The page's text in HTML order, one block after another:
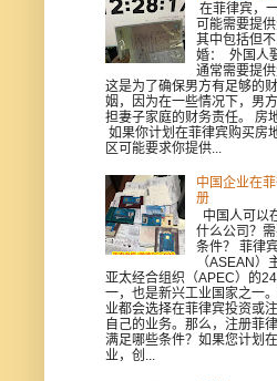
在菲律宾，
可能需要提供
其中包括但
婚： 外国人
通常需要提供
这是为了确保男方有足够的
姻，因为在一些情况下，男
担妻子家庭的财务责任。 房
如果你计划在菲律宾购买房
区可能要求你提供...
中国企业在
册
中国人可以
什么公司？
条件？ 菲律
（ASEAN）
亚太经合组织（APEC）的
一，也是新兴工业国家之一
业都会选择在菲律宾投资或
自己的业务。那么，注册菲
满足哪些条件？如果您计划
业，创...